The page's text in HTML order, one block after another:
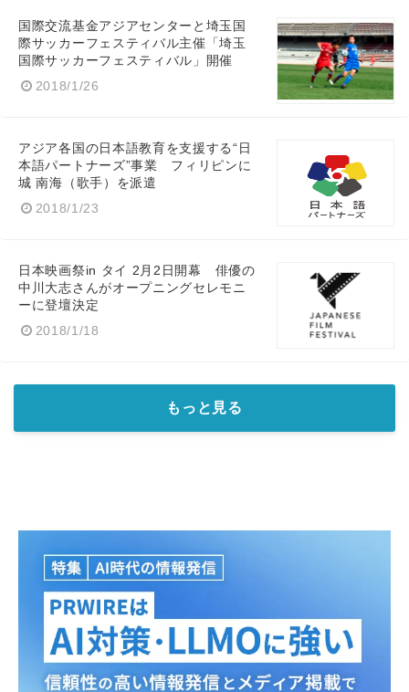
国際交流基金アジアセンターと埼玉国
際サッカーフェスティバル主催「埼玉
国際サッカーフェスティバル」開催
2018/1/26
アジア各国の日本語教育を支援する“日
本語パートナーズ”事業 フィリピンに
城 南海（歌手）を派遣
2018/1/23
日本映画祭in タイ 2月2日開幕 俳優の
中川大志さんがオープニングセレモニ
ーに登壇決定
2018/1/18
もっと見る